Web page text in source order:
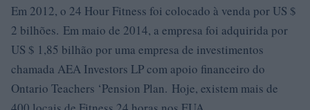
Em 2012, o 24 Hour Fitness foi colocado à venda por US $
2 bilhões. Em maio de 2014, a empresa foi adquirida por
US $ 1,85 bilhão por uma empresa de investimentos
chamada AEA Investors LP com apoio financeiro do
Ontario Teachers ‘Pension Plan. Hoje, existem mais de